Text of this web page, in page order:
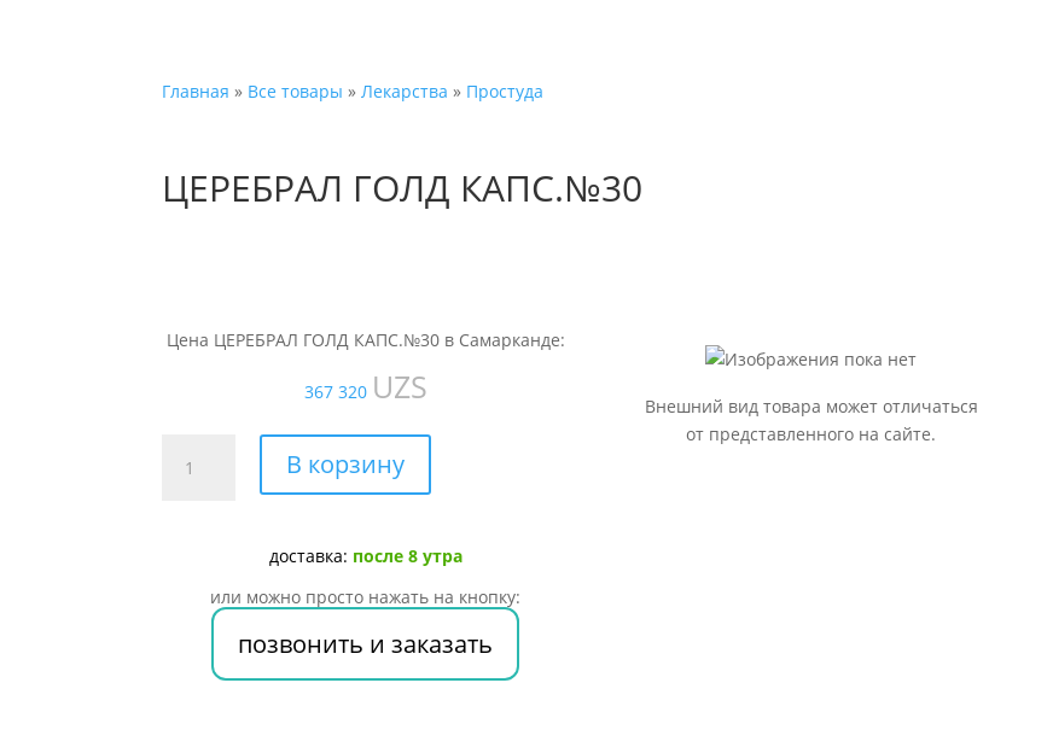
Главная » Все товары » Лекарства » Простуда
ЦЕРЕБРАЛ ГОЛД КАПС.№30
Цена ЦЕРЕБРАЛ ГОЛД КАПС.№30 в Самарканде:
367 320 UZS
товара
В корзину
доставка: после 8 утра
или можно просто нажать на кнопку:
позвонить и заказать
Внешний вид товара может отличаться
от представленного на сайте.